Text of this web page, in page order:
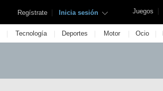
Juegos |
Regístrate | Inicia sesión
| Tecnología | Deportes | Motor | Ocio |